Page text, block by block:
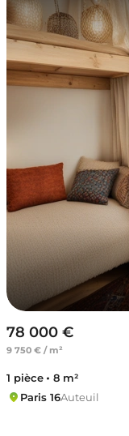
78 000 €
9 750 € / m²
1 pièce
8 m²
Paris 16Auteuil